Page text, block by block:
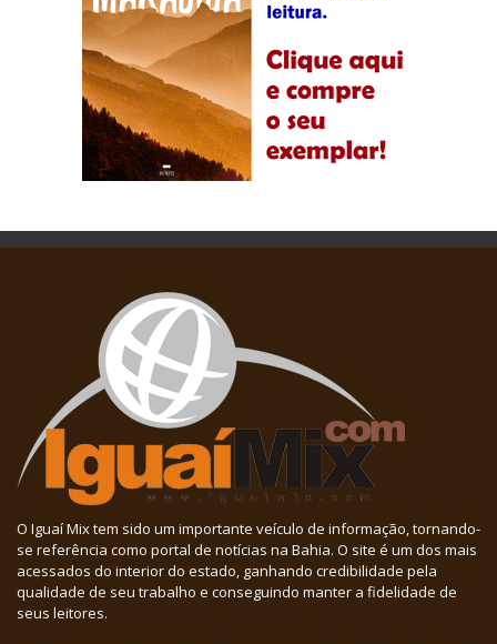
O Iguaí Mix tem sido um importante veículo de informação, tornando-
se referência como portal de notícias na Bahia. O site é um dos mais
acessados do interior do estado, ganhando credibilidade pela
qualidade de seu trabalho e conseguindo manter a fidelidade de
seus leitores.